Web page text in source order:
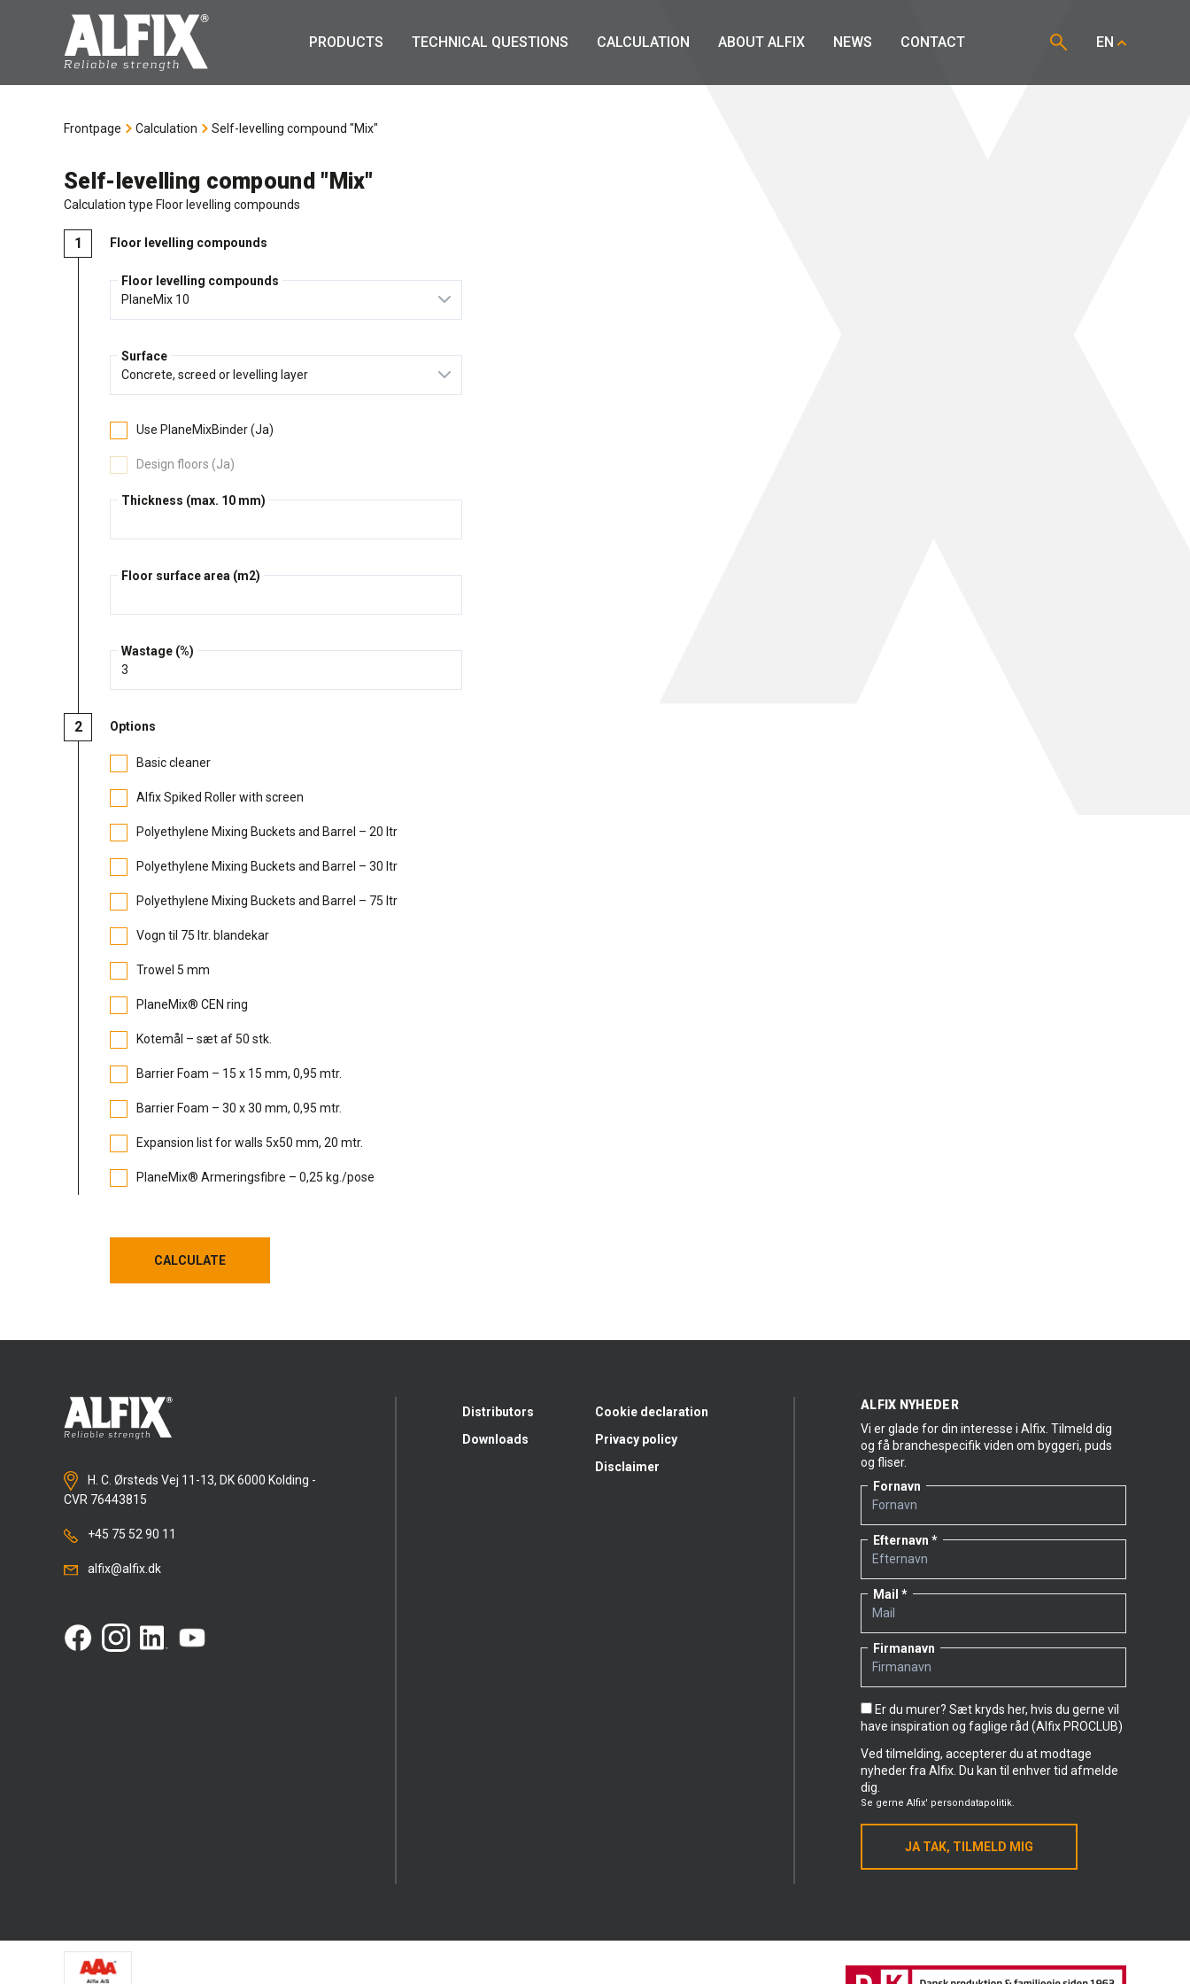
PRODUCTS TECHNICAL QUESTIONS CALCULATION ABOUT ALFIX NEWS CONTACT EN
Frontpage Calculation Self-levelling compound "Mix"
Self-levelling compound "Mix"
Calculation type Floor levelling compounds
Floor levelling compounds
Floor levelling compounds
Surface
Use PlaneMixBinder (Ja)
Design floors (Ja)
Thickness (max. 10 mm)
Floor surface area (m2)
Wastage (%)
Options
Basic cleaner
Alfix Spiked Roller with screen
Polyethylene Mixing Buckets and Barrel – 20 ltr
Polyethylene Mixing Buckets and Barrel – 30 ltr
Polyethylene Mixing Buckets and Barrel – 75 ltr
Vogn til 75 ltr. blandekar
Trowel 5 mm
PlaneMix® CEN ring
Kotemål – sæt af 50 stk.
Barrier Foam – 15 x 15 mm, 0,95 mtr.
Barrier Foam – 30 x 30 mm, 0,95 mtr.
Expansion list for walls 5x50 mm, 20 mtr.
PlaneMix® Armeringsfibre – 0,25 kg./pose
CALCULATE
CALCULATE
H. C. Ørsteds Vej 11-13, DK 6000 Kolding -
CVR 76443815
+45 75 52 90 11
alfix@alfix.dk
Distributors
Downloads
Cookie declaration
Privacy policy
Disclaimer
ALFIX NYHEDER
Vi er glade for din interesse i Alfix. Tilmeld dig
og få branchespecifik viden om byggeri, puds
og fliser.
Fornavn
Efternavn
Mail
Firmanavn
Er du murer? Sæt kryds her, hvis du gerne vil
have inspiration og faglige råd (Alfix PROCLUB)
Ved tilmelding, accepterer du at modtage
nyheder fra Alfix. Du kan til enhver tid afmelde
dig.
Se gerne Alfix' persondatapolitik.
JA TAK, TILMELD MIG